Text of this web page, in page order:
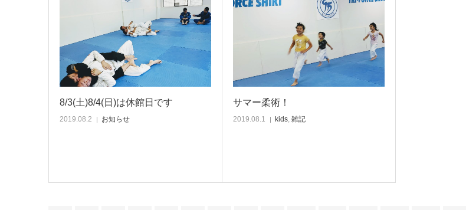
8/3(土)8/4(日)は休館日です
2019.08.2 お知らせ
サマー柔術！
2019.08.1 kids, 雑記